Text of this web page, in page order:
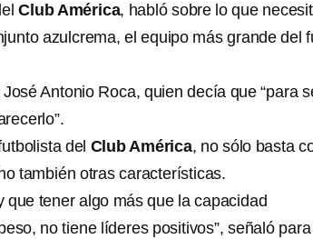
Club América, habló sobre lo que
azulcrema, el equipo más grande del
Antonio Roca, quien decía que “para
del Club América, no sólo basta
también otras características.
que tener algo más que la capacidad
no tiene líderes positivos”, señaló para